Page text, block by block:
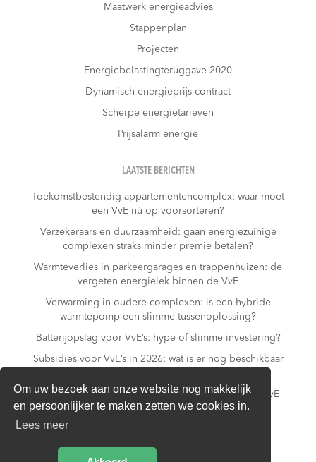
Om uw bezoek aan onze website nog makkelijk
en persoonlijker te maken zetten we cookies in.
Lees meer
Maatwerk energieadvies
Stappenplan
Projecten
Energiebelastingteruggave 2020
Dynamisch energieprijs contract
Scherpe energietarieven
Prijsalarm energie
LAATSTE BERICHTEN
Toekomstbestendig appartementencomplex: waar moet
een VvE nú op voorsorteren?
Verzekeraars en duurzaamheid: gaan energiezuinige
complexen straks minder premie betalen?
Warmteverlies in parkeergarages en trappenhuizen: de
vergeten energielek binnen de VvE
Verwarming in oudere complexen: is een hybride
warmtepomp een slimme tussenoplossing?
Batterijopslag voor VvE’s: hype of slimme investering?
Subsidies voor VvE’s in 2026: wat is er nog beschikbaar
Slim laden in parkeergarages: hoe voorkomt een VvE
overbelasting van de installatie?
Van gas naar all-electric: is dat realistisch voor een